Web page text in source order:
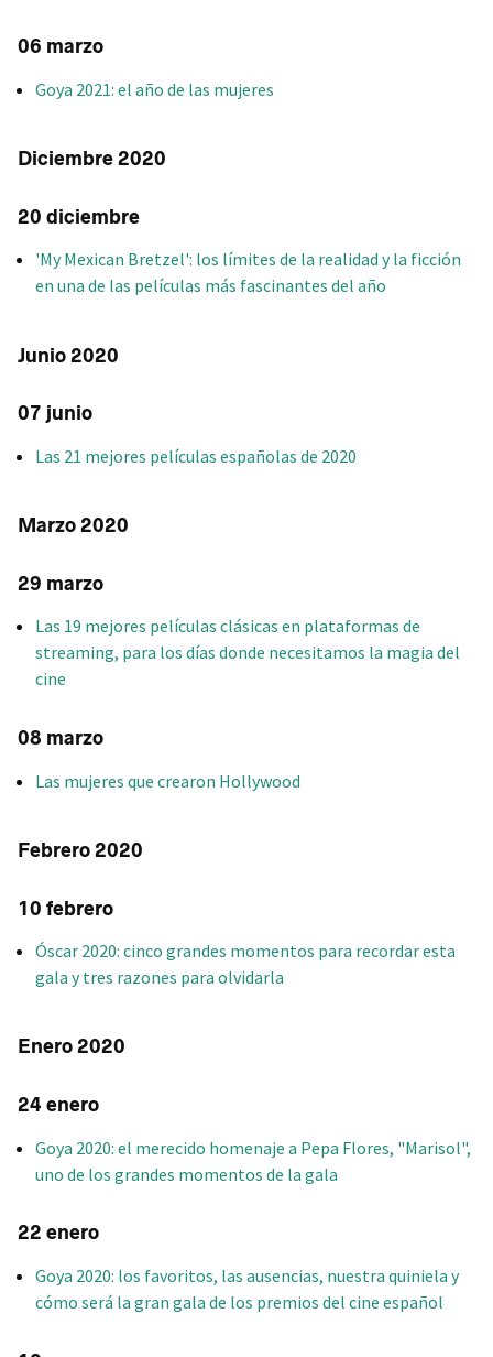
06 marzo
Goya 2021: el año de las mujeres
Diciembre 2020
20 diciembre
'My Mexican Bretzel': los límites de la realidad y la ficción
en una de las películas más fascinantes del año
Junio 2020
07 junio
Las 21 mejores películas españolas de 2020
Marzo 2020
29 marzo
Las 19 mejores películas clásicas en plataformas de
streaming, para los días donde necesitamos la magia del
cine
08 marzo
Las mujeres que crearon Hollywood
Febrero 2020
10 febrero
Óscar 2020: cinco grandes momentos para recordar esta
gala y tres razones para olvidarla
Enero 2020
24 enero
Goya 2020: el merecido homenaje a Pepa Flores, "Marisol",
uno de los grandes momentos de la gala
22 enero
Goya 2020: los favoritos, las ausencias, nuestra quiniela y
cómo será la gran gala de los premios del cine español